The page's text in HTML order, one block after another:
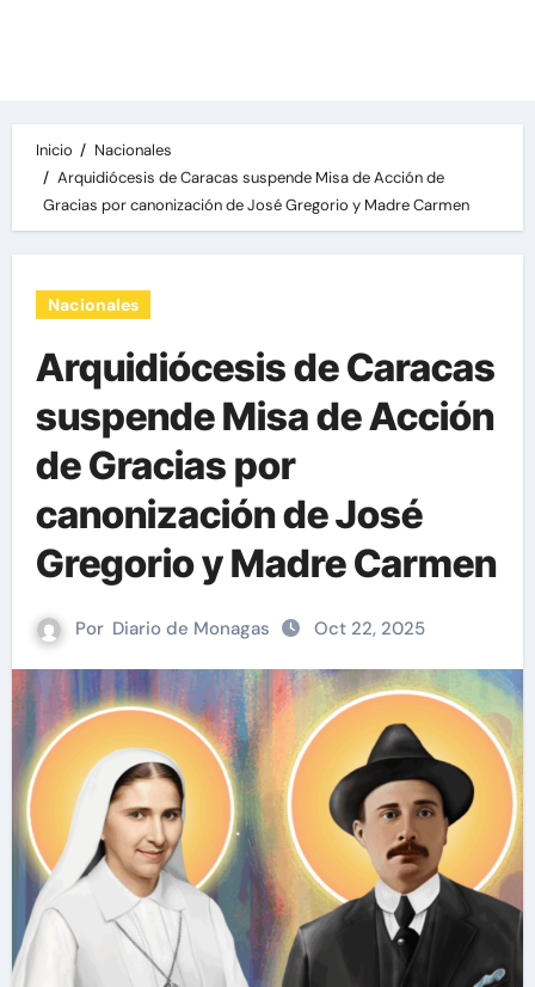
Inicio
Nacionales
Arquidiócesis de Caracas suspende Misa de Acción de
Gracias por canonización de José Gregorio y Madre Carmen
Nacionales
Arquidiócesis de Caracas
suspende Misa de Acción
de Gracias por
canonización de José
Gregorio y Madre Carmen
Por Diario de Monagas Oct 22, 2025